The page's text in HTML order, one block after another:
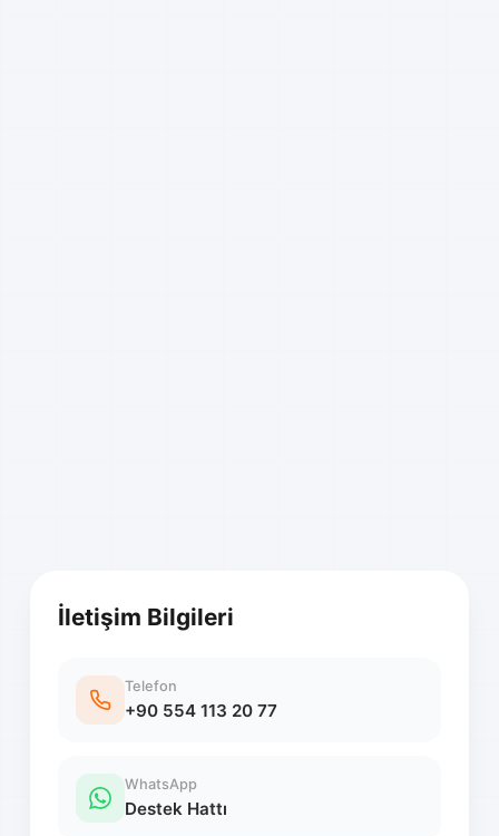
İletişim Bilgileri
Telefon
+90 554 113 20 77
WhatsApp
Destek Hattı